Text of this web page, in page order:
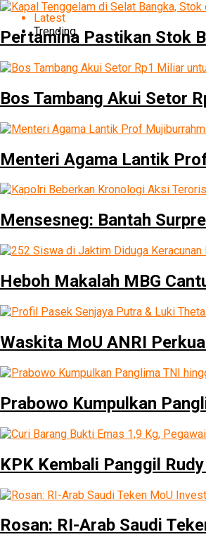
Latest
Trending
Pertamina Pastikan Stok
Bos Tambang Akui Setor
Menteri Agama Lantik
Mensesneg: Bantah
Heboh Makalah MBG
Waskita MoU ANRI
Prabowo Kumpulkan
KPK Kembali Panggil
Rosan: RI-Arab Saudi